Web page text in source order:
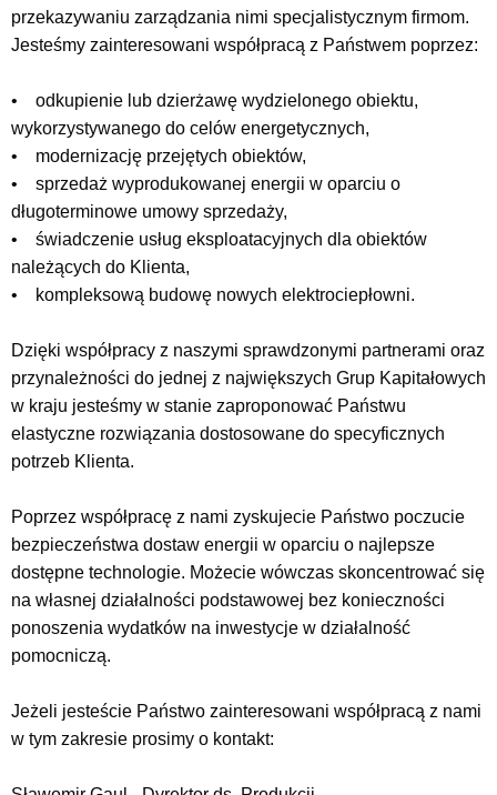
przekazywaniu zarządzania nimi specjalistycznym firmom.
Jesteśmy zainteresowani współpracą z Państwem poprzez:
• odkupienie lub dzierżawę wydzielonego obiektu,
wykorzystywanego do celów energetycznych,
• modernizację przejętych obiektów,
• sprzedaż wyprodukowanej energii w oparciu o
długoterminowe umowy sprzedaży,
• świadczenie usług eksploatacyjnych dla obiektów
należących do Klienta,
• kompleksową budowę nowych elektrociepłowni.
Dzięki współpracy z naszymi sprawdzonymi partnerami oraz
przynależności do jednej z największych Grup Kapitałowych
w kraju jesteśmy w stanie zaproponować Państwu
elastyczne rozwiązania dostosowane do specyficznych
potrzeb Klienta.
Poprzez współpracę z nami zyskujecie Państwo poczucie
bezpieczeństwa dostaw energii w oparciu o najlepsze
dostępne technologie. Możecie wówczas skoncentrować się
na własnej działalności podstawowej bez konieczności
ponoszenia wydatków na inwestycje w działalność
pomocniczą.
Jeżeli jesteście Państwo zainteresowani współpracą z nami
w tym zakresie prosimy o kontakt: